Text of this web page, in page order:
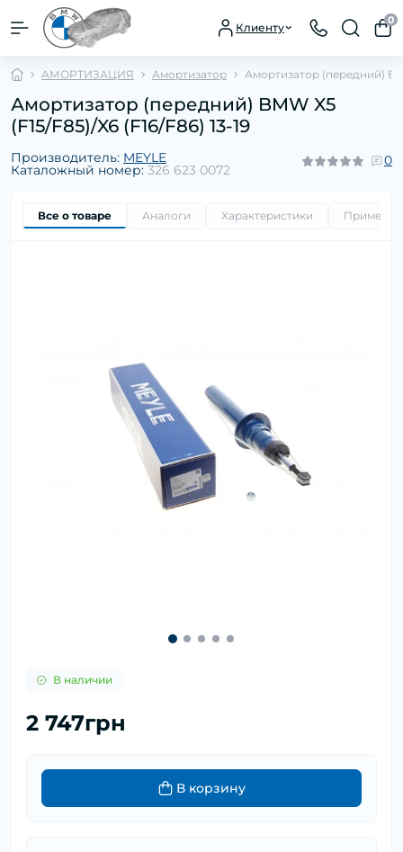
Клиенту
0
АМОРТИЗАЦИЯ Амортизатор Амортизатор (передний)
Амортизатор (передний) BMW X5
(F15/F85)/X6 (F16/F86) 13-19
Производитель: MEYLE
Каталожный номер: 326 623 0072
0
Все о товаре Аналоги Характеристики
В наличии
2 747грн
В корзину